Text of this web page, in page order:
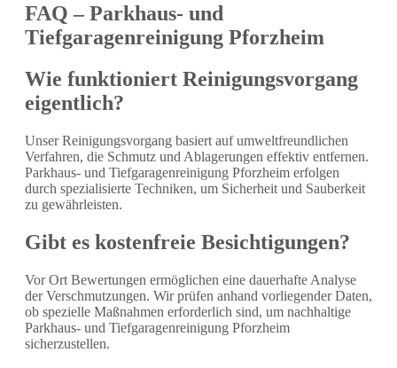
FAQ – Parkhaus- und
Tiefgaragenreinigung Pforzheim
Wie funktioniert Reinigungsvorgang
eigentlich?
Unser Reinigungsvorgang basiert auf umweltfreundlichen
Verfahren, die Schmutz und Ablagerungen effektiv entfernen.
Parkhaus- und Tiefgaragenreinigung Pforzheim erfolgen
durch spezialisierte Techniken, um Sicherheit und Sauberkeit
zu gewährleisten.
Gibt es kostenfreie Besichtigungen?
Vor Ort Bewertungen ermöglichen eine dauerhafte Analyse
der Verschmutzungen. Wir prüfen anhand vorliegender Daten,
ob spezielle Maßnahmen erforderlich sind, um nachhaltige
Parkhaus- und Tiefgaragenreinigung Pforzheim
sicherzustellen.